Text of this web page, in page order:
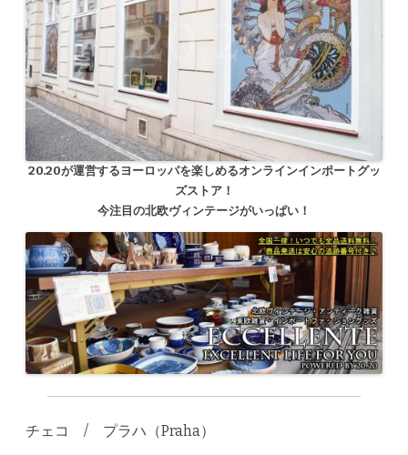
20.20が運営するヨーロッパを楽しめるオンラインインポートグッ
ズストア！
今注目の北欧ヴィンテージがいっぱい！
チェコ / プラハ（Praha）